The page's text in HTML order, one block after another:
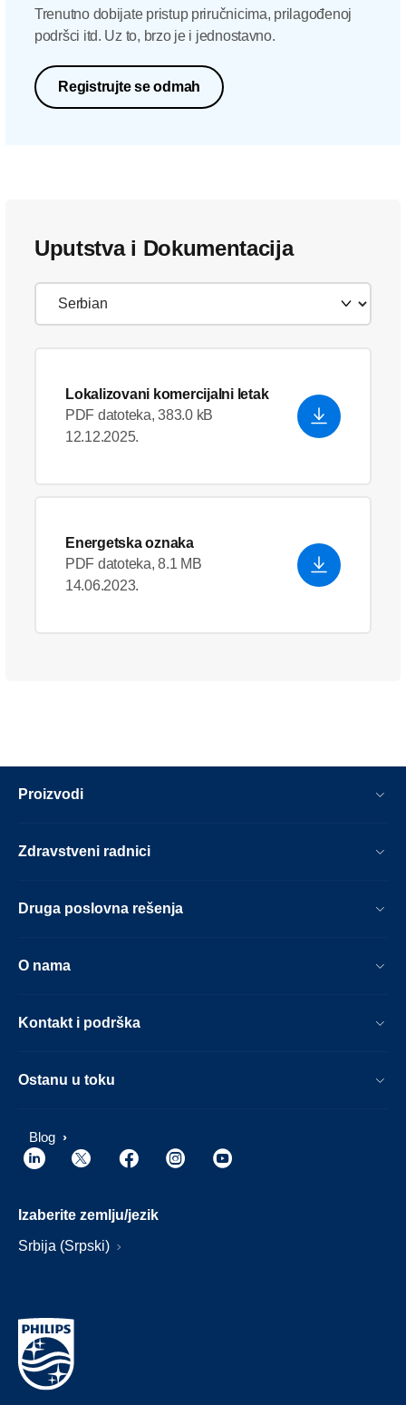
Trenutno dobijate pristup priručnicima, prilagođenoj
podršci itd. Uz to, brzo je i jednostavno.
Registrujte se odmah
Uputstva i Dokumentacija
Lokalizovani komercijalni letak
PDF datoteka, 383.0 kB
12.12.2025.
Energetska oznaka
PDF datoteka, 8.1 MB
14.06.2023.
Proizvodi
Zdravstveni radnici
Druga poslovna rešenja
O nama
Kontakt i podrška
Ostanu u toku
Blog
Izaberite zemlju/jezik
Srbija (Srpski)